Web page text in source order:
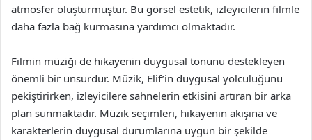
atmosfer oluşturmuştur. Bu görsel estetik, izleyicilerin filmle
daha fazla bağ kurmasına yardımcı olmaktadır.
Filmin müziği de hikayenin duygusal tonunu destekleyen
önemli bir unsurdur. Müzik, Elif’in duygusal yolculuğunu
pekiştirirken, izleyicilere sahnelerin etkisini artıran bir arka
plan sunmaktadır. Müzik seçimleri, hikayenin akışına ve
karakterlerin duygusal durumlarına uygun bir şekilde